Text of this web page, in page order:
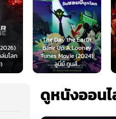
The Day the Earth
Blew Up A Looney
Tunes Movie (2024)
ลูนี่ย์ ทูนส์...
Our
ดูหนังออน